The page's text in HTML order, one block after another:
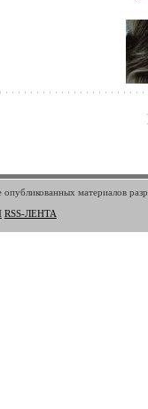
материалов
RSS-ЛЕНТА